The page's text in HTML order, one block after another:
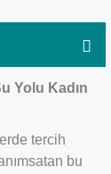
Yolu Kadın
tercih
bu